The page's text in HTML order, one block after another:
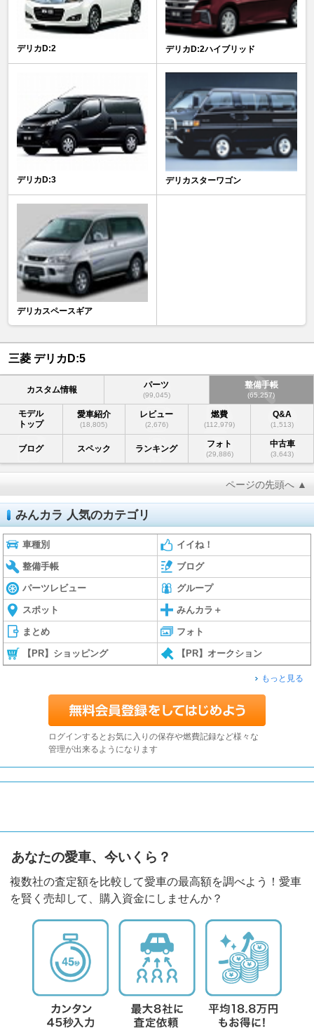
デリカD:2 デリカD:2ハイブリッド
デリカD:3 デリカスターワゴン
デリカスペースギア
三菱 デリカD:5
カスタム情報 パーツ
(99,045)
整備手帳
(65,257)
モデル
トップ
愛車紹介
(18,805)
レビュー
(2,676)
燃費
(112,979)
Q&A
(1,513)
ブログ スペック ランキング フォト
(29,886)
中古車
(3,643)
ページの先頭へ ▲
みんカラ 人気のカテゴリ
車種別 イイね！
整備手帳 ブログ
パーツレビュー グループ
スポット みんカラ＋
まとめ フォト
【PR】ショッピング 【PR】オークション
もっと見る
ログインするとお気に入りの保存や燃費記録など様々な
管理が出来るようになります
あなたの愛車、今いくら？
複数社の査定額を比較して愛車の最高額を調べよう！愛車
を賢く売却して、購入資金にしませんか？